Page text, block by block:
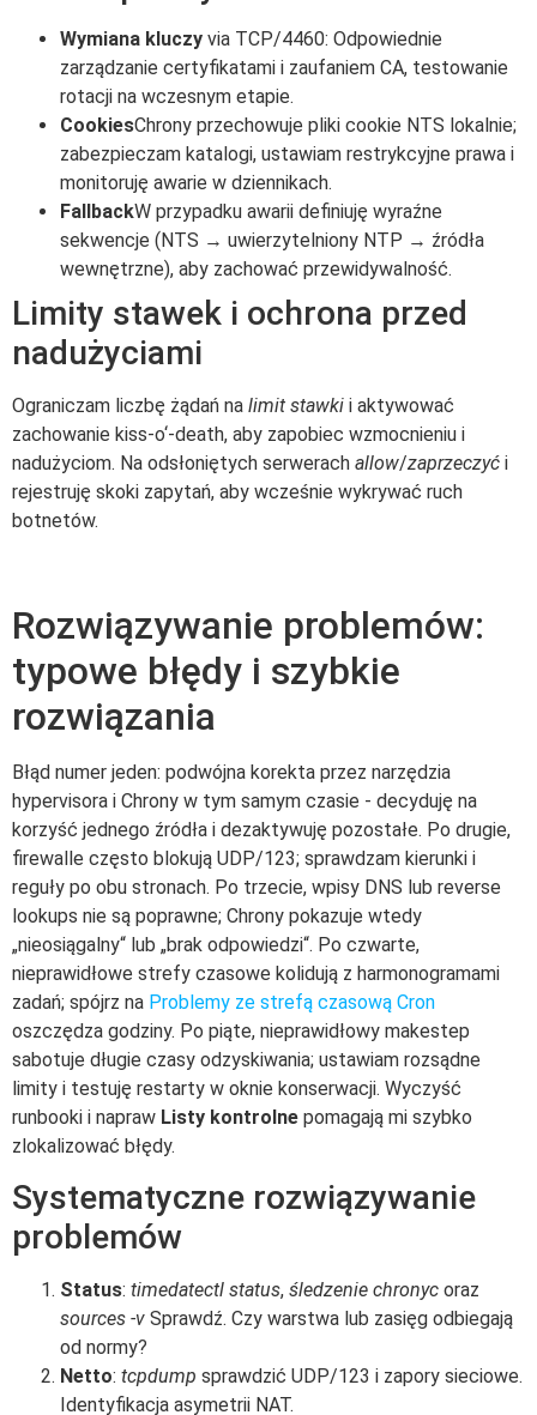
Wymiana kluczy via TCP/4460: Odpowiednie
zarządzanie certyfikatami i zaufaniem CA, testowanie
rotacji na wczesnym etapie.
CookiesChrony przechowuje pliki cookie NTS lokalnie;
zabezpieczam katalogi, ustawiam restrykcyjne prawa i
monitoruję awarie w dziennikach.
FallbackW przypadku awarii definiuję wyraźne
sekwencje (NTS → uwierzytelniony NTP → źródła
wewnętrzne), aby zachować przewidywalność.
Limity stawek i ochrona przed
nadużyciami
Ograniczam liczbę żądań na limit stawki i aktywować
zachowanie kiss-o‘-death, aby zapobiec wzmocnieniu i
nadużyciom. Na odsłoniętych serwerach allow/zaprzeczyć i
rejestruję skoki zapytań, aby wcześnie wykrywać ruch
botnetów.
Rozwiązywanie problemów:
typowe błędy i szybkie
rozwiązania
Błąd numer jeden: podwójna korekta przez narzędzia
hypervisora i Chrony w tym samym czasie - decyduję na
korzyść jednego źródła i dezaktywuję pozostałe. Po drugie,
firewalle często blokują UDP/123; sprawdzam kierunki i
reguły po obu stronach. Po trzecie, wpisy DNS lub reverse
lookups nie są poprawne; Chrony pokazuje wtedy
„nieosiągalny“ lub „brak odpowiedzi“. Po czwarte,
nieprawidłowe strefy czasowe kolidują z harmonogramami
zadań; spójrz na Problemy ze strefą czasową Cron
oszczędza godziny. Po piąte, nieprawidłowy makestep
sabotuje długie czasy odzyskiwania; ustawiam rozsądne
limity i testuję restarty w oknie konserwacji. Wyczyść
runbooki i napraw Listy kontrolne pomagają mi szybko
zlokalizować błędy.
Systematyczne rozwiązywanie
problemów
Status: timedatectl status, śledzenie chronyc oraz
sources -v Sprawdź. Czy warstwa lub zasięg odbiegają
od normy?
Netto: tcpdump sprawdzić UDP/123 i zapory sieciowe.
Identyfikacja asymetrii NAT.